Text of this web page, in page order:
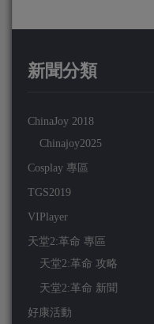
新聞分類
ChinaJoy 2018
Chinajoy2025
Cosplay 專區
TGS2019
VIPlayer
天堂2:革命 專區
天堂2:革命 攻略
天堂2:革命 新聞
好康活動